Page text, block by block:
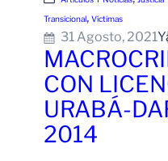
Transicional, Víctimas
31 Agosto, 2021
CON
URABÁ-
2014